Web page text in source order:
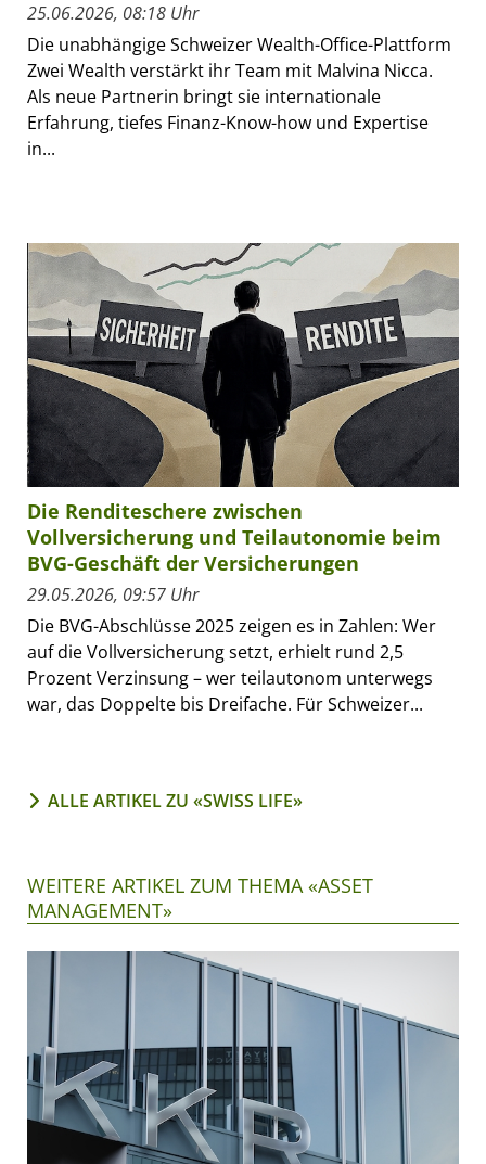
25.06.2026, 08:18 Uhr
Die unabhängige Schweizer Wealth-Office-Plattform
Zwei Wealth verstärkt ihr Team mit Malvina Nicca.
Als neue Partnerin bringt sie internationale
Erfahrung, tiefes Finanz-Know-how und Expertise
in...
Die Renditeschere zwischen
Vollversicherung und Teilautonomie beim
BVG-Geschäft der Versicherungen
29.05.2026, 09:57 Uhr
Die BVG-Abschlüsse 2025 zeigen es in Zahlen: Wer
auf die Vollversicherung setzt, erhielt rund 2,5
Prozent Verzinsung – wer teilautonom unterwegs
war, das Doppelte bis Dreifache. Für Schweizer...
ALLE ARTIKEL ZU «SWISS LIFE»
WEITERE ARTIKEL ZUM THEMA «ASSET
MANAGEMENT»